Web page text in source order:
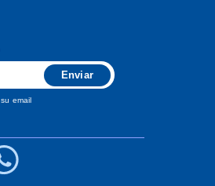
Enviar
email